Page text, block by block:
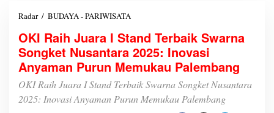
Radar / BUDAYA - PARIWISATA
I
R
a
i
h
u
OKI Raih Juara I Stand Terbaik Swarna
Songket Nusantara 2025: Inovasi
Anyaman Purun Memukau Palembang
OKI Raih Juara I Stand Terbaik Swarna Songket Nusantara
2025: Inovasi Anyaman Purun Memukau Palembang